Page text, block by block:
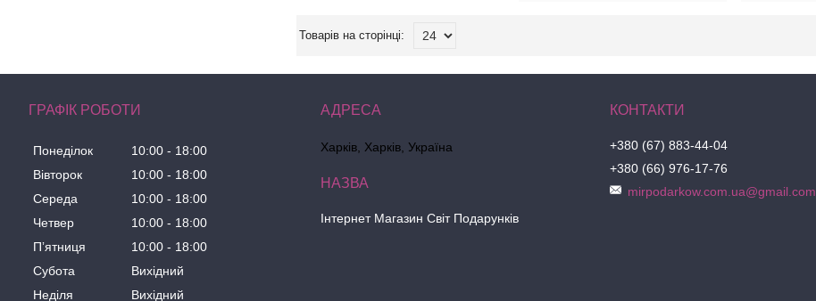
ГРАФІК РОБОТИ
Понеділок 10:00
18:00
Вівторок
10:00
18:00
Середа
10:00
18:00
Четвер
10:00
18:00
Пʼятниця
10:00
18:00
Субота
Вихідний
Неділя
Вихідний
Харків, Харків, Україна
Інтернет Магазин Світ Подарунків
+380 (67) 883-44-04
+380 (66) 976-17-76
mirpodarkow.com.ua@gmail.com